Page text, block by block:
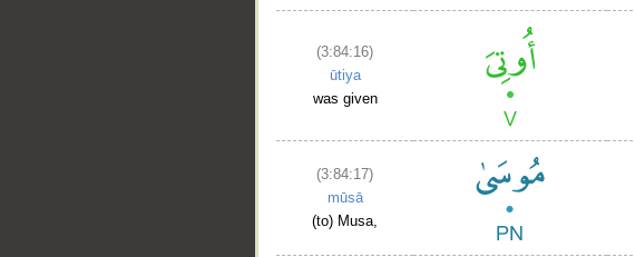
(3:84:16)
ūtiya
was given
(3:84:17)
mūsā
(to) Musa,